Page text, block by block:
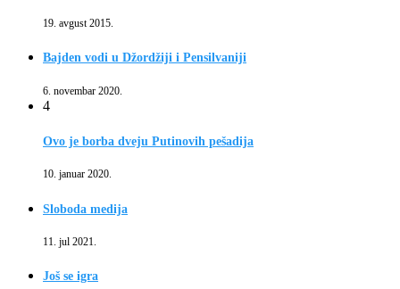
19. avgust 2015.
Bajden vodi u Džordžiji i Pensilvaniji
6. novembar 2020.
4
Ovo je borba dveju Putinovih pešadija
10. januar 2020.
Sloboda medija
11. jul 2021.
Još se igra